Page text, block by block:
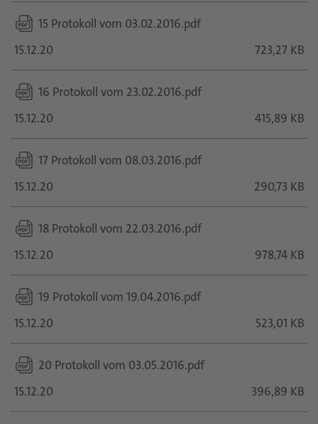
15 Protokoll vom 03.02.2016.pdf
15.12.20
723,27 KB
16 Protokoll vom 23.02.2016.pdf
15.12.20
415,89 KB
17 Protokoll vom 08.03.2016.pdf
15.12.20
290,73 KB
18 Protokoll vom 22.03.2016.pdf
15.12.20
978,74 KB
19 Protokoll vom 19.04.2016.pdf
15.12.20
523,01 KB
20 Protokoll vom 03.05.2016.pdf
15.12.20
396,89 KB